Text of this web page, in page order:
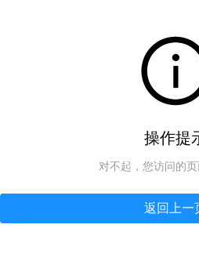
操作提
对不起，您访问的页
返回上一